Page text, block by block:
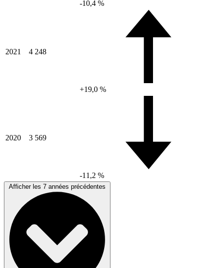
-10,4 %
2021 4 248
+19,0 %
2020 3 569
-11,2 %
Afficher les 7 années précédentes